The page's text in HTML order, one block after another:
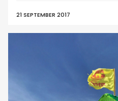
21 SEPTEMBER 2017